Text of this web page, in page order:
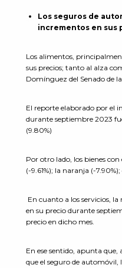
Los seguros de
incrementos en sus
Los alimentos,
sus precios; tanto al alza
Domínguez del Senado de
El reporte elaborado por el
durante septiembre 2023
(9.80%)
Por otro lado, los bienes
(-9.61%); la naranja (-
En cuanto a los servicios,
en su precio durante
precio en dicho mes.
En ese sentido, apunta
que el seguro de automóvil,